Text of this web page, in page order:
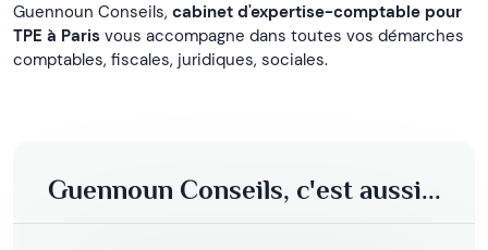
Guennoun Conseils, cabinet d'expertise-comptable pour
TPE à Paris vous accompagne dans toutes vos démarches
comptables, fiscales, juridiques, sociales.
Guennoun Conseils, c'est aussi...